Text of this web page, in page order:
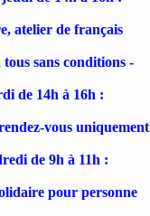
atelier de français
tous sans conditions -
de 14h à 16h :
vous uniquement
de 9h à 11h :
pour personne